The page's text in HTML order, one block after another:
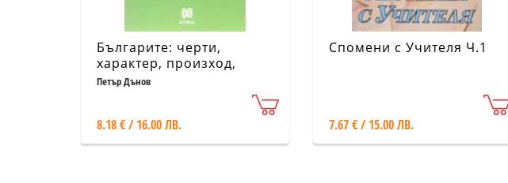
Българите: черти,
характер, произход,
бъдеще
Петър Дънов
8.18 € / 16.00 ЛВ.
Спомени с Учителя Ч.1
7.67 € / 15.00 ЛВ.